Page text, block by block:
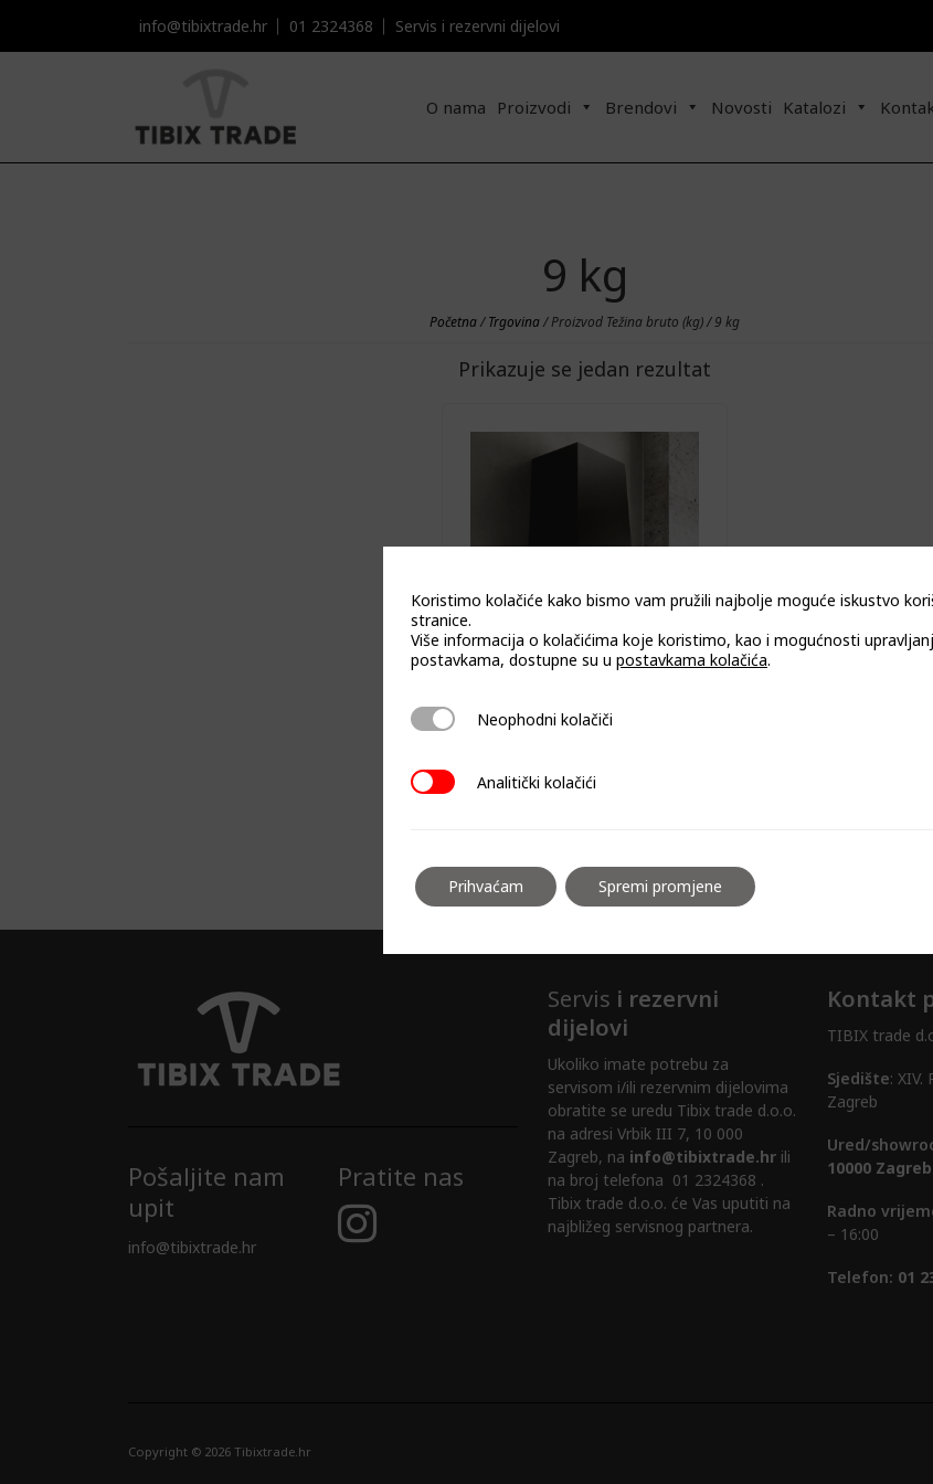
info@tibixtrade.hr 01 2324368 Servis i rezervni dijelovi​​
O nama Proizvodi Brendovi Novosti Katalozi
9 kg
Početna/Trgovina/ Proizvod Težina bruto (kg) / 9 kg
Prikazuje se jedan rezultat
zidna napa CDP403C 40
cm
Pošaljite nam
upit
info@tibixtrade.hr
Pratite nas
Servis i rezervni
dijelovi
Ukoliko imate potrebu za
servisom i/ili rezervnim dijelovima
obratite se uredu Tibix trade d.o.o.
na adresi Vrbik III 7, 10 000
Zagreb, na info@tibixtrade.hrili
na broj telefona 01 2324368 .
Tibix trade d.o.o. će Vas uputiti na
najbližeg servisnog partnera.
Kontakt
TIBIX trade
Sjedište: XIV.
Zagreb
Ured/
10000 Zagreb
Radno
– 16:00
Telefon: 01
Copyright © 2026 Tibixtrade.hr
Koristimo kolačiće kako bismo vam pružili najbolje moguće iskustvo
stranice.
Više informacija o kolačićima koje koristimo, kao i mogućnosti
postavkama, dostupne su u postavkama kolačića.
Neophodni kolačiči
Neophodni kolačiči
Analitički kolačići
Analitički kolačići
Prihvaćam Spremi promjene